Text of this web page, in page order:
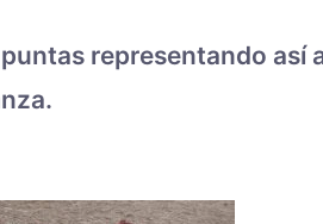
representando así